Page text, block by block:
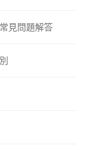
見問題解答